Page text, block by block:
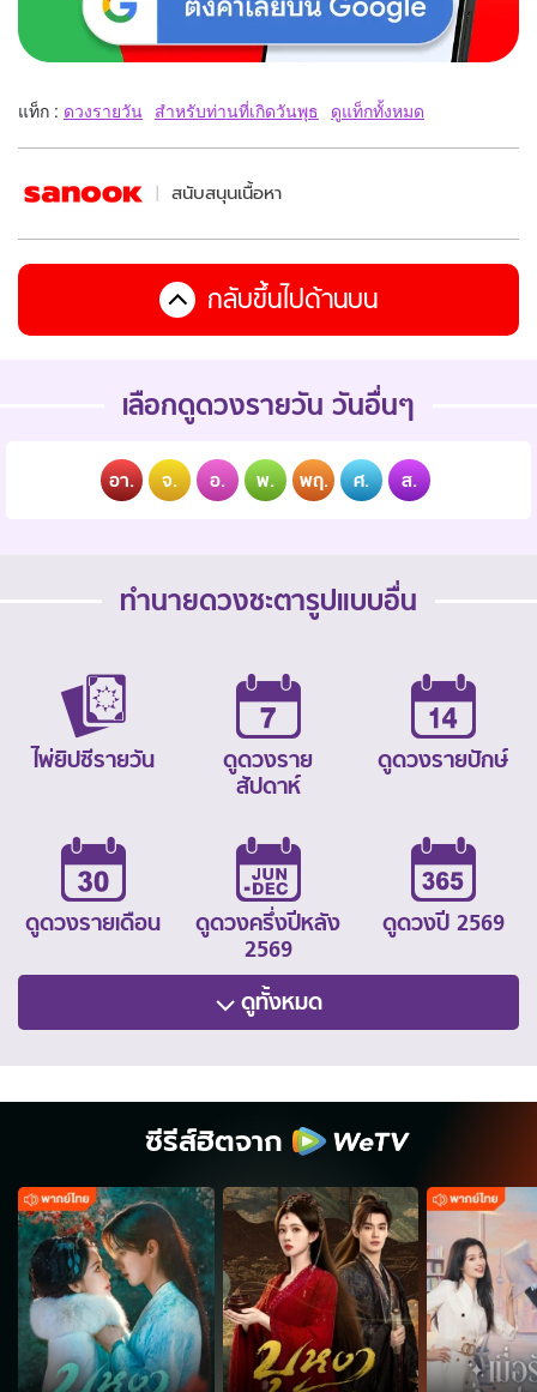
แท็ก : ดวงรายวัน สำหรับท่านที่เกิดวันพุธ ดูแท็กทั้งหมด
สนับสนุนเนื้อหา
กลับขึ้นไปด้านบน
เลือกดูดวงรายวัน วันอื่นๆ
อา. จ. อ. พ. พฤ. ศ. ส.
ทำนายดวงชะตารูปแบบอื่น
ไพ่ยิปซีรายวัน
ดูดวงราย
สัปดาห์
ดูดวงรายปักษ์
ดูดวงรายเดือน
ดูดวงครึ่งปีหลัง
2569
ดูดวงปี 2569
ดูทั้งหมด
ซีรีส์ฮิตจาก